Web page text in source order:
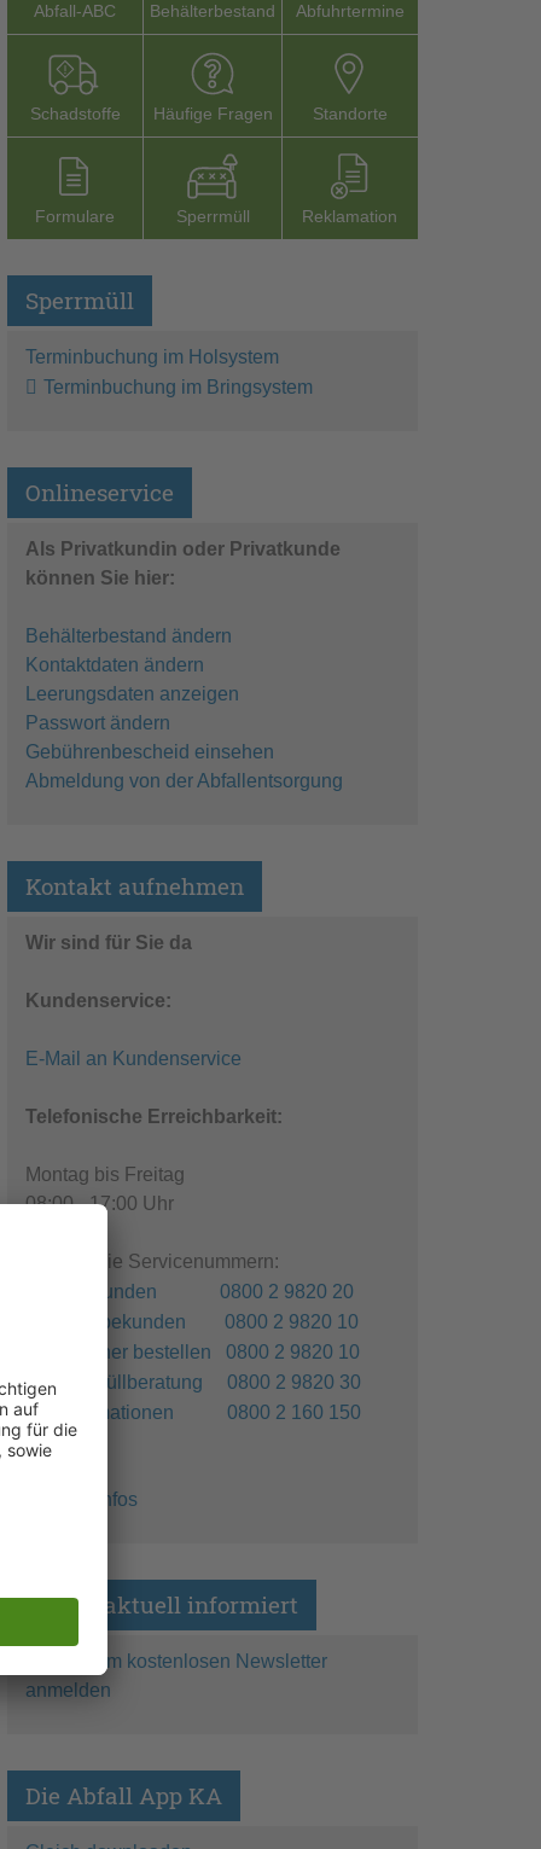
Abfall-­ABC Behälterbestand Abfuhrtermine
Schadstoffe Häufige Fragen Stand­orte
Formu­lare Sperr­müll Reklamation
Sperrmüll
Terminbuchung im Holsystem
Terminbuchung im Bringsystem
Onlineservice
Als Privatkundin oder Privatkunde
können Sie hier:
Behälterbestand ändern
Kontaktdaten ändern
Leerungsdaten anzeigen
Passwort ändern
Gebührenbescheid einsehen
Abmeldung von der Abfallentsorgung
Kontakt aufnehmen
Wir sind für Sie da
Kundenservice:
E-Mail an Kundenservice
Telefonische Erreichbarkeit:
Montag bis Freitag
08:00 - 17:00 Uhr
Kostenfreie Servicenummern:
Privatkunden 0800 2 9820 20
Gewerbekunden 0800 2 9820 10
Container bestellen 0800 2 9820 10
Sperrmüllberatung 0800 2 9820 30
Reklamationen 0800 2 160 150
Weitere Infos
Immer aktuell informiert
Gleich zum kostenlosen Newsletter
anmelden
Die Abfall App KA